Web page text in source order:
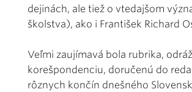
dejinách, ale tiež o vtedajšom
školstva), ako i František Richard
Veľmi zaujímavá bola rubrika,
korešpondenciu, doručenú do
rôznych končín dnešného